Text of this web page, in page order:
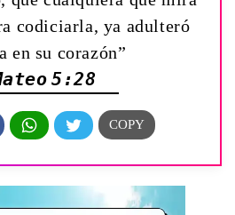
codiciarla, ya adulteró
en su corazón”
5:28